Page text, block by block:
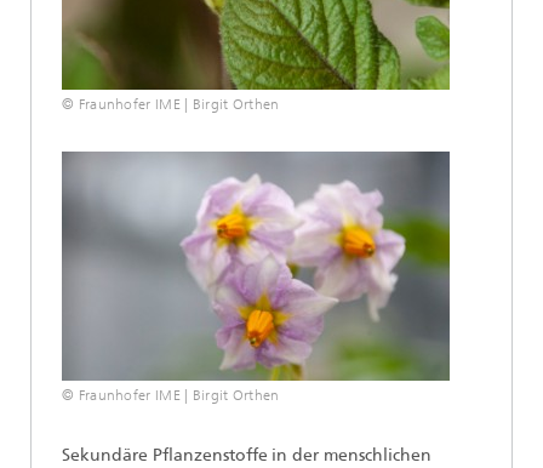
© Fraunhofer IME | Birgit Orthen
© Fraunhofer IME | Birgit Orthen
Sekundäre Pflanzenstoffe in der menschlichen